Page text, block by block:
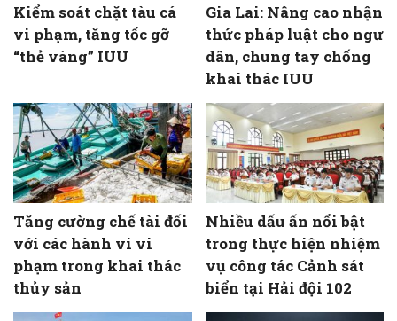
Kiểm soát chặt tàu cá
vi phạm, tăng tốc gỡ
“thẻ vàng” IUU
Gia Lai: Nâng cao nhận
thức pháp luật cho ngư
dân, chung tay chống
khai thác IUU
Tăng cường chế tài đối
với các hành vi vi
phạm trong khai thác
thủy sản
Nhiều dấu ấn nổi bật
trong thực hiện nhiệm
vụ công tác Cảnh sát
biển tại Hải đội 102